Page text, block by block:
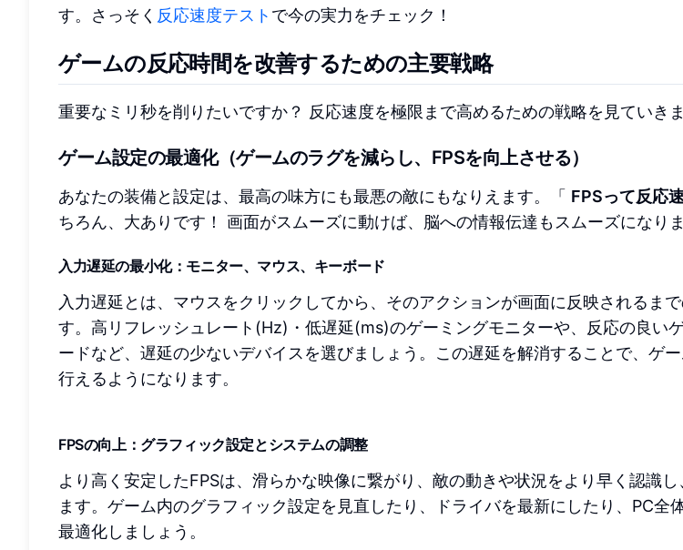
す。さっそく 反応速度テスト で今の実力をチェック！
ゲームの反応時間を改善するための主要戦略
重要なミリ秒を削りたいですか？ 反応速度を極限まで高めるための戦略を見ていきま
ゲーム設定の最適化（ゲームのラグを減らし、FPSを向上させる）
あなたの装備と設定は、最高の味方にも最悪の敵にもなりえます。「 FPSって反応
ちろん、大ありです！ 画面がスムーズに動けば、脳への情報伝達もスムーズになりま
入力遅延の最小化：モニター、マウス、キーボード
入力遅延とは、マウスをクリックしてから、そのアクションが画面に反映されるま
す。高リフレッシュレート(Hz)・低遅延(ms)のゲーミングモニターや、反応の良い
ードなど、遅延の少ないデバイスを選びましょう。この遅延を解消することで、ゲ
行えるようになります。
FPSの向上：グラフィック設定とシステムの調整
より高く安定したFPSは、滑らかな映像に繋がり、敵の動きや状況をより早く認識
ます。ゲーム内のグラフィック設定を見直したり、ドライバを最新にしたり、PC全
最適化しましょう。